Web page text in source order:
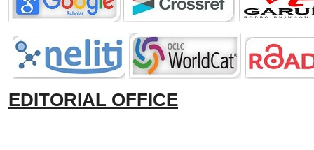
EDITORIAL OFFICE